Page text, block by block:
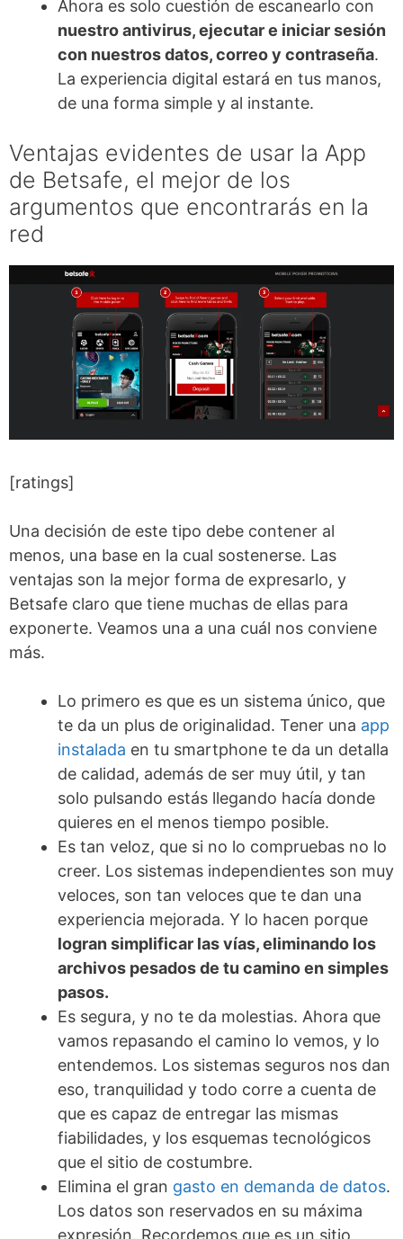
Ahora es solo cuestión de escanearlo con
nuestro antivirus, ejecutar e iniciar sesión
con nuestros datos, correo y contraseña.
La experiencia digital estará en tus manos,
de una forma simple y al instante.
Ventajas evidentes de usar la App
de Betsafe, el mejor de los
argumentos que encontrarás en la
red
[ratings]
Una decisión de este tipo debe contener al
menos, una base en la cual sostenerse. Las
ventajas son la mejor forma de expresarlo, y
Betsafe claro que tiene muchas de ellas para
exponerte. Veamos una a una cuál nos conviene
más.
Lo primero es que es un sistema único, que
te da un plus de originalidad. Tener una app
instalada en tu smartphone te da un detalla
de calidad, además de ser muy útil, y tan
solo pulsando estás llegando hacía donde
quieres en el menos tiempo posible.
Es tan veloz, que si no lo compruebas no lo
creer. Los sistemas independientes son muy
veloces, son tan veloces que te dan una
experiencia mejorada. Y lo hacen porque
logran simplificar las vías, eliminando los
archivos pesados de tu camino en simples
pasos.
Es segura, y no te da molestias. Ahora que
vamos repasando el camino lo vemos, y lo
entendemos. Los sistemas seguros nos dan
eso, tranquilidad y todo corre a cuenta de
que es capaz de entregar las mismas
fiabilidades, y los esquemas tecnológicos
que el sitio de costumbre.
Elimina el gran gasto en demanda de datos.
Los datos son reservados en su máxima
expresión. Recordemos que es un sitio